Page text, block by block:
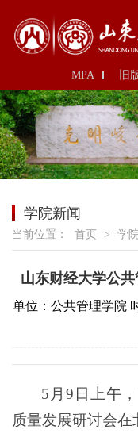
旧
MPA
学院新闻
当前位置： 首页 > 学
山东财经大学公
单位：公共管理学院
5月9日上午
质量发展研讨会